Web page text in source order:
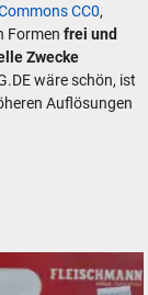
CC0,
Formen frei und
Zwecke
wäre schön, ist
Auflösungen